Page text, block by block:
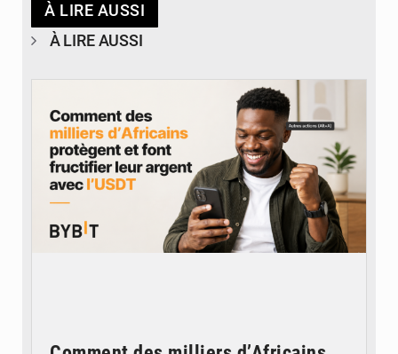
À LIRE AUSSI
À LIRE AUSSI